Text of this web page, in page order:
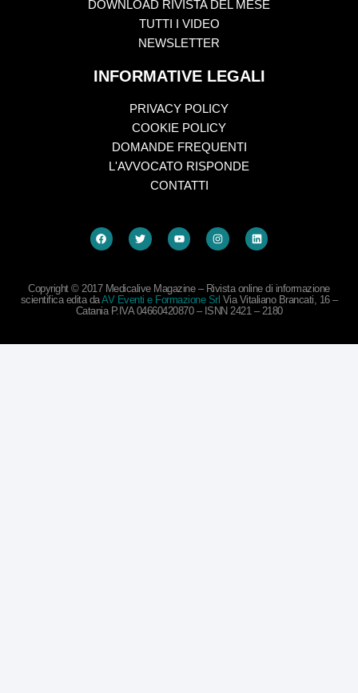
DOWNLOAD RIVISTA DEL MESE
TUTTI I VIDEO
NEWSLETTER
INFORMATIVE LEGALI
PRIVACY POLICY
COOKIE POLICY
DOMANDE FREQUENTI
L'AVVOCATO RISPONDE
CONTATTI
Copyright © 2017 Medicalive Magazine – Rivista online di informazione
scientifica edita daAV Eventi e Formazione Srl Via Vitaliano Brancati, 16 –
Catania P.IVA 04660420870 – ISNN 2421 – 2180